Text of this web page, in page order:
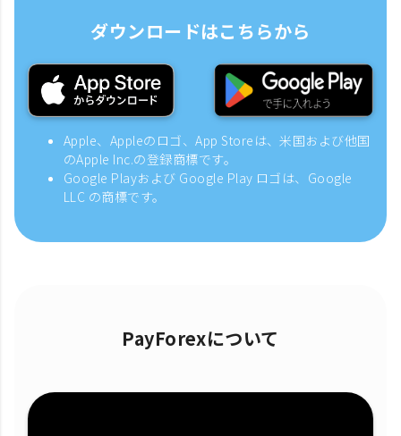
ダウンロードはこちらから
Apple、Appleのロゴ、App Storeは、米国および他国
のApple Inc.の登録商標です。
Google Playおよび Google Play ロゴは、Google
LLC の商標です。
PayForexについて